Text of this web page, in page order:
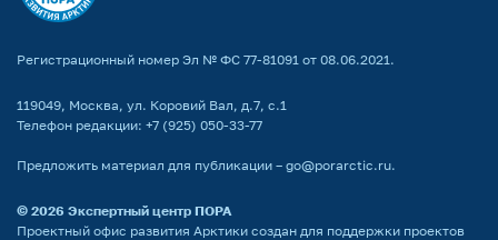
Регистрационный номер Эл № ФС 77-81091 от 08.06.2021.
119049, Москва, ул. Коровий Вал, д.7, с.1
Телефон редакции: +7 (925) 050-33-77
Предложить материал для публикации – go@porarctic.ru.
© 2026 Экспертный центр ПОРА
Проектный офис развития Арктики создан для поддержки проектов